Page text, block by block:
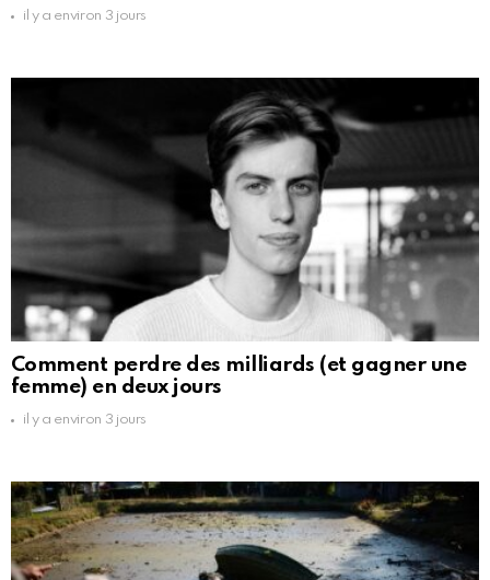
il y a environ 3 jours
Comment perdre des milliards (et gagner une
femme) en deux jours
il y a environ 3 jours